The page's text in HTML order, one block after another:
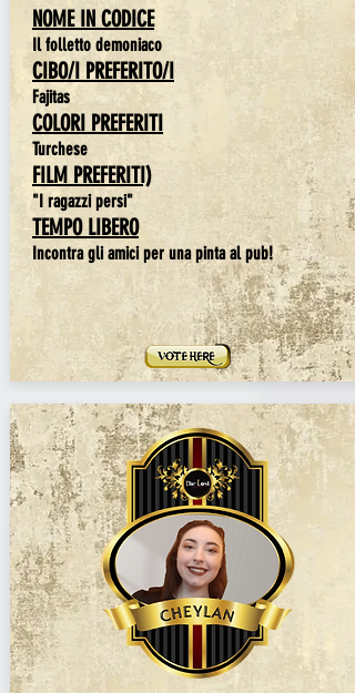
NOME IN CODICE
Il folletto demoniaco
CIBO/I PREFERITO/I
Fajitas
COLORI PREFERITI
Turchese
FILM PREFERITI)
"I ragazzi persi"
TEMPO LIBERO
Incontra gli amici per una pinta al pub!